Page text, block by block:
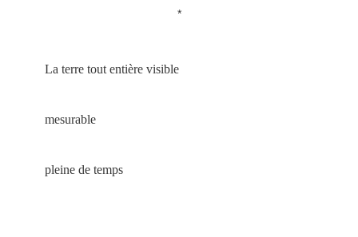
*
La terre tout entière visible
mesurable
pleine de temps